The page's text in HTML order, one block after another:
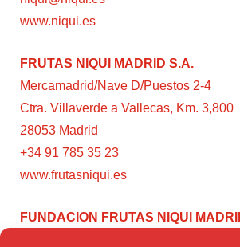
www.niqui.es
FRUTAS NIQUI MADRID S.A.
Mercamadrid/Nave D/Puestos 2-4
Ctra. Villaverde a Vallecas, Km. 3,800
28053 Madrid
+34 91 785 35 23
www.frutasniqui.es
FUNDACION FRUTAS NIQUI